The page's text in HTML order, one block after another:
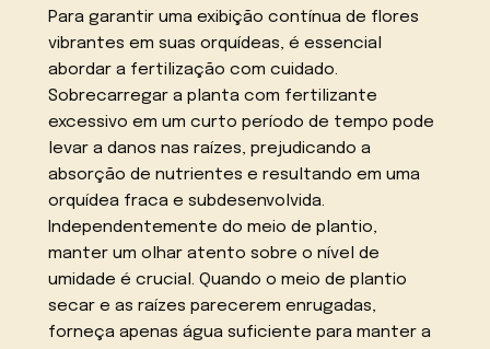
Para garantir uma exibição contínua de flores
vibrantes em suas orquídeas, é essencial
abordar a fertilização com cuidado.
Sobrecarregar a planta com fertilizante
excessivo em um curto período de tempo pode
levar a danos nas raízes, prejudicando a
absorção de nutrientes e resultando em uma
orquídea fraca e subdesenvolvida.
Independentemente do meio de plantio,
manter um olhar atento sobre o nível de
umidade é crucial. Quando o meio de plantio
secar e as raízes parecerem enrugadas,
forneça apenas água suficiente para manter a